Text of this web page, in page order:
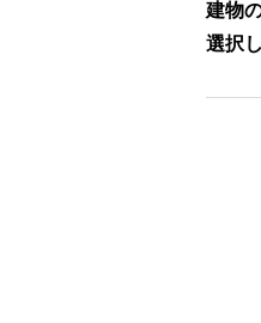
建物
選択